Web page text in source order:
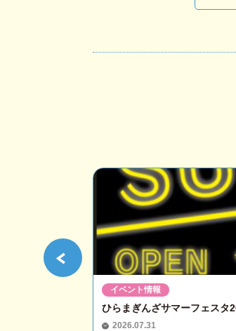
ひらまぎんざサマーフェスタ
2026.07.31
イベント情報